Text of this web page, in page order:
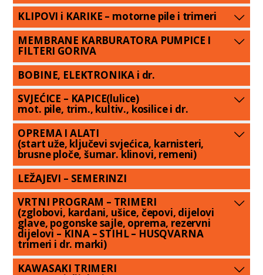
KLIPOVI i KARIKE – motorne pile i trimeri
MEMBRANE KARBURATORA PUMPICE I
FILTERI GORIVA
BOBINE, ELEKTRONIKA i dr.
SVJEĆICE – KAPICE(lulice)
mot. pile, trim., kultiv., kosilice i dr.
OPREMA I ALATI
(start uže, ključevi svjećica, karnisteri,
brusne ploče, šumar. klinovi, remeni)
LEŽAJEVI – SEMERINZI
VRTNI PROGRAM – TRIMERI
(zglobovi, kardani, ušice, čepovi, dijelovi
glave, pogonske sajle, oprema, rezervni
dijelovi – KINA – STIHL – HUSQVARNA
trimeri i dr. marki)
KAWASAKI TRIMERI